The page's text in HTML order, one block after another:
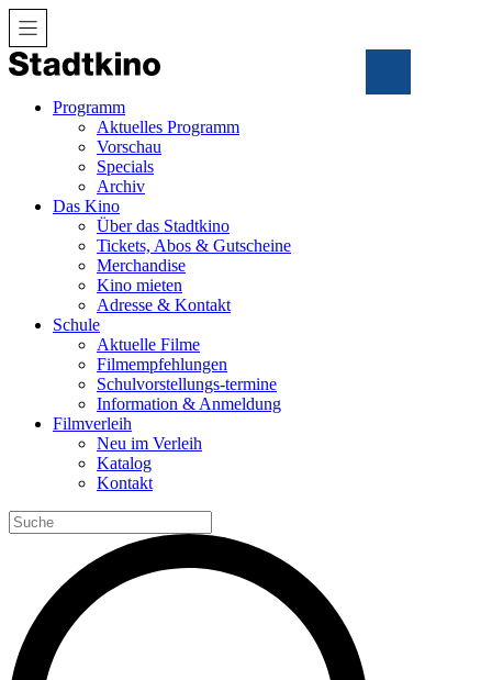
Zum
Inhalt
Programm
Aktuelles Programm
Vorschau
Specials
Archiv
Das Kino
Über das Stadtkino
Tickets, Abos & Gutscheine
Merchandise
Kino mieten
Adresse & Kontakt
Schule
Aktuelle Filme
Filmempfehlungen
Schulvorstellungs-termine
Information & Anmeldung
Filmverleih
Neu im Verleih
Katalog
Kontakt
Search
for: